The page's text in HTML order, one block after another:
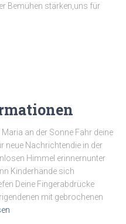
Bemühen stärken,uns für
an der Sonne Fahr deine
neue Nachrichtendie in der
Himmel erinnernunter
Kinderhände sich
Deine Fingerabdrücke
mit gebrochenen